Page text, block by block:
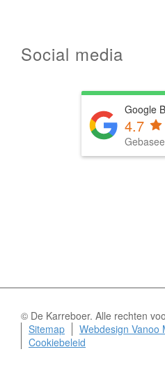
Social media
Google
4.7
© De Karreboer. Alle rechten
Sitemap
Webdesign Vanoo
Cookiebeleid